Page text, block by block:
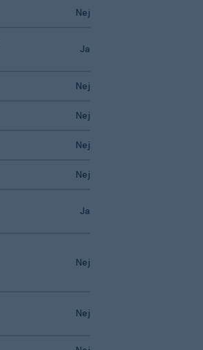
Nej
Ja
Nej
Nej
Nej
Nej
Ja
Nej
Nej